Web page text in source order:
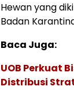
Hewan yang
Badan
Baca Juga:
UOB Perkuat
Distribusi